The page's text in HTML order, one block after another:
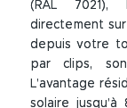
(RAL
directement
depuis votre
par clips,
L’avantage
solaire